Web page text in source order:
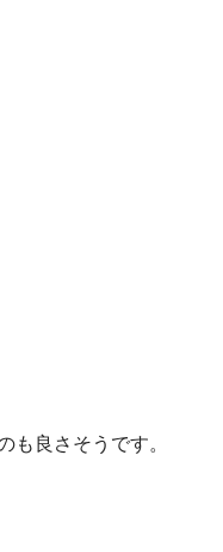
も良さそうです。